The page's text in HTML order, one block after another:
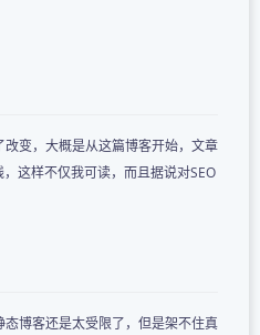
变，大概是从这篇博客开始，文章
这样不仅我可读，而且据说对SEO
博客还是太受限了，但是架不住真